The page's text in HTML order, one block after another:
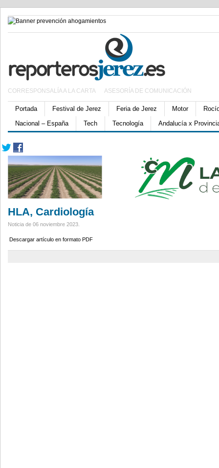
CORRESPONSALÍA A LA CARTA ASESORÍA DE COMUNICACIÓN
Portada Festival de Jerez Feria de Jerez Motor
Nacional – España
Tech Tecnología Andalucía x
HLA, Cardiología
Noticia de 06 noviembre 2023.
Descargar artículo en formato PDF